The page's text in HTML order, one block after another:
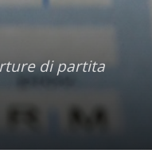
di partita